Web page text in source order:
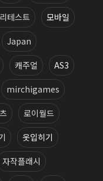
테스트 모바일
Japan
캐주얼 AS3
mirchigames
로이월드
옷입히기
자작플래시